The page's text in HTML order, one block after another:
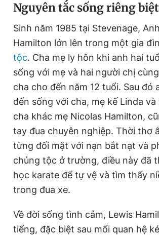
Nguyên tắc sống riêng biệt
Sinh năm 1985 tại Stevenage,
Hamilton lớn lên trong một gia
tộc. Cha mẹ ly hôn khi anh hai
sống với mẹ và hai người chị
cha cho đến năm 12 tuổi. Sau đó
đến sống với cha, mẹ kế Linda
cha khác mẹ Nicolas Hamilton,
tay đua chuyên nghiệp. Thời thơ
từng đối mặt với nạn bắt nạt và
chủng tộc ở trường, điều này đã
học karate để tự vệ và tìm thấy
trong đua xe.
Về đời sống tình cảm, Lewis
tiếng, đặc biệt sau mối quan hệ